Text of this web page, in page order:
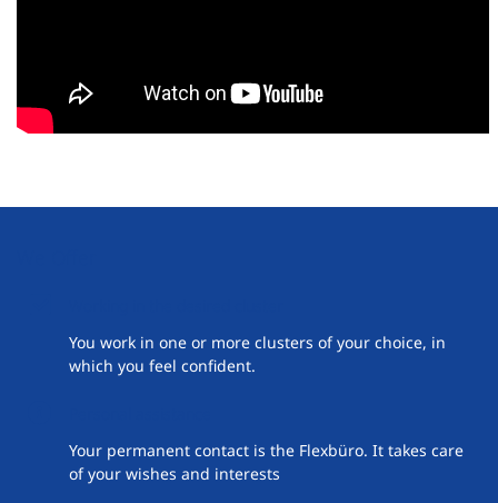
You work in one or more clusters of your choice, in
which you feel confident.
Your permanent contact is the Flexbüro. It takes care
of your wishes and interests